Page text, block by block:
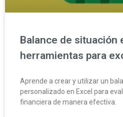
Balance de situación
herramientas para
Aprende a crear y utilizar un
personalizado en Excel para
financiera de manera efectiva.